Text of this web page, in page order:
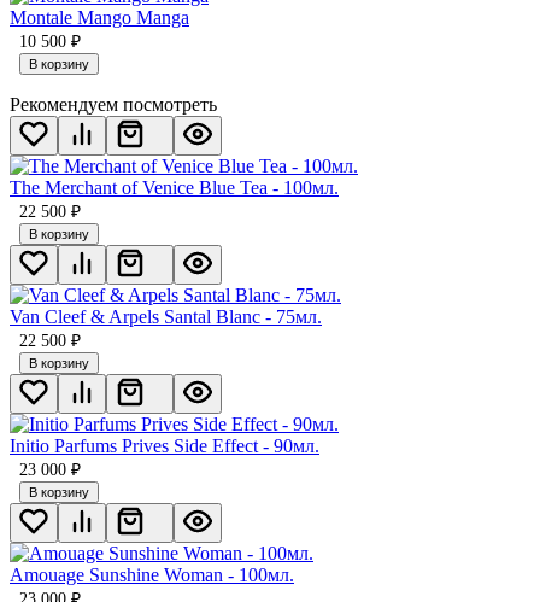
Montale Mango Manga
10 500 ₽
В корзину
Рекомендуем посмотреть
The Merchant of Venice Blue Tea - 100мл.
22 500 ₽
В корзину
Van Cleef & Arpels Santal Blanc - 75мл.
22 500 ₽
В корзину
Initio Parfums Prives Side Effect - 90мл.
23 000 ₽
В корзину
Amouage Sunshine Woman - 100мл.